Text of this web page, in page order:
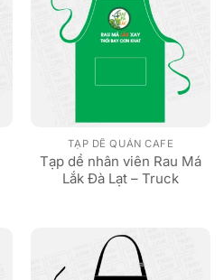
TẠP DỀ QUÁN CAFE
Tạp dề nhân viên Rau Má
Lắk Đà Lạt – Truck